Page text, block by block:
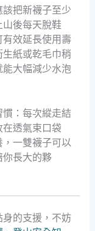
把新襪子至少
後每天脫鞋
效延長使用壽
紙或乾毛巾稍
大幅減少水泡
：每次縱走結
透氣束口袋
一雙襪子可以
你長大的夥
的支援，不妨